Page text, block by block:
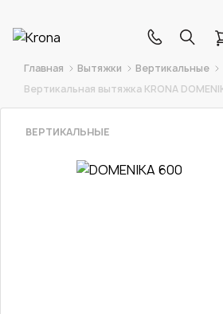
Главная Вытяжки
Вертикальные
Вертикальная вытяжка KRONA
ВЕРТИКАЛЬНЫЕ